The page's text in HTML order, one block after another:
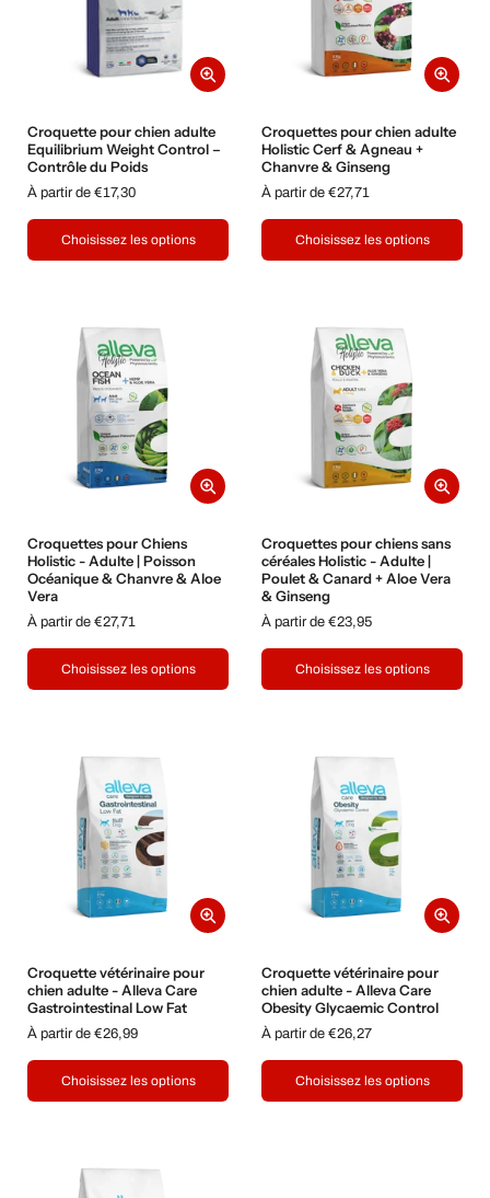
Croquette pour chien adulte
Equilibrium Weight Control –
Contrôle du Poids
À partir de €17,30
Choisissez les options
Croquettes pour chien adulte
Holistic Cerf & Agneau +
Chanvre & Ginseng
À partir de €27,71
Choisissez les options
Croquettes pour Chiens
Holistic - Adulte | Poisson
Océanique & Chanvre & Aloe
Vera
À partir de €27,71
Choisissez les options
Croquettes pour chiens sans
céréales Holistic - Adulte |
Poulet & Canard + Aloe Vera
& Ginseng
À partir de €23,95
Choisissez les options
Croquette vétérinaire pour
chien adulte - Alleva Care
Gastrointestinal Low Fat
À partir de €26,99
Choisissez les options
Croquette vétérinaire pour
chien adulte - Alleva Care
Obesity Glycaemic Control
À partir de €26,27
Choisissez les options